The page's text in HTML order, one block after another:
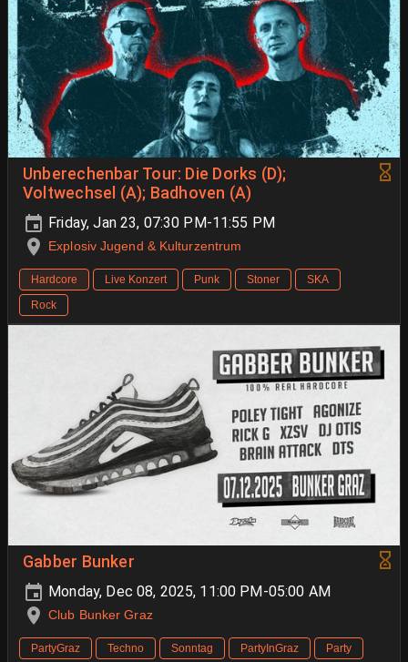
Unberechenbar Tour: Die Dorks (D);
Voltwechsel (A); Badhoven (A)
Friday, Jan 23, 07:30 PM-11:55 PM
Explosiv Jugend & Kulturzentrum
Hardcore Live Konzert Punk Stoner
SKA
Rock
Gabber Bunker
Monday, Dec 08, 2025, 11:00 PM-05:00 AM
Club Bunker Graz
PartyGraz Techno Sonntag PartyInGraz
Party